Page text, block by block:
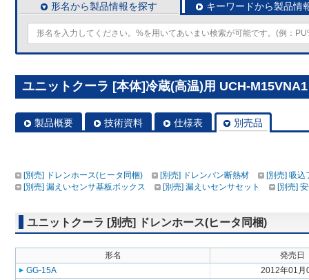
形名から製品情報を探す キーワードから製品情
ユニットクーラ [本体]冷蔵(高温)用 UCH-M15VNA1
製品概要 技術資料 仕様表 別売品
[別売] ドレンホース(ヒータ同梱) [別売] ドレンパン断熱材
[別売] 吸込
[別売] 漏えいセンサ基板ボックス
[別売] 漏えいセンサセット [別売]
ユニットクーラ [別売] ドレンホース(ヒータ同梱)
形名
発売日
GG-15A
2012年01月